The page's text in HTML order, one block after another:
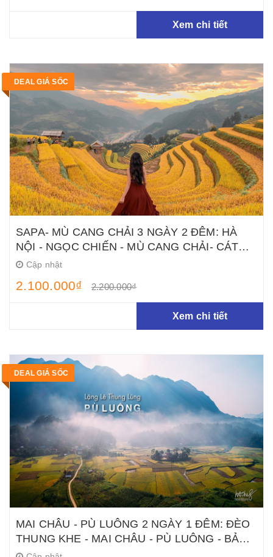
Xem chi tiết
DEAL GIÁ SỐC
SAPA- MÙ CANG CHẢI 3 NGÀY 2 ĐÊM: HÀ
NỘI - NGỌC CHIẾN - MÙ CANG CHẢI- CÁT
CÁT - HÀM RỒNG- FANXIFANG
Cập nhật
2.100.000₫ 2.200.000₫
Xem chi tiết
DEAL GIÁ SỐC
MAI CHÂU - PÙ LUÔNG 2 NGÀY 1 ĐÊM: ĐÈO
THUNG KHE - MAI CHÂU - PÙ LUÔNG - BẢN
HANG